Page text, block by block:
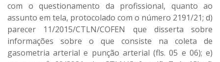
com o questionamento da profissional, quanto ao
assunto em tela, protocolado com o número 2191/21; d)
parecer 11/2015/CTLN/COFEN que disserta sobre
informações sobre o que consiste na coleta de
gasometria arterial e punção arterial (fls. 05 e 06); e)